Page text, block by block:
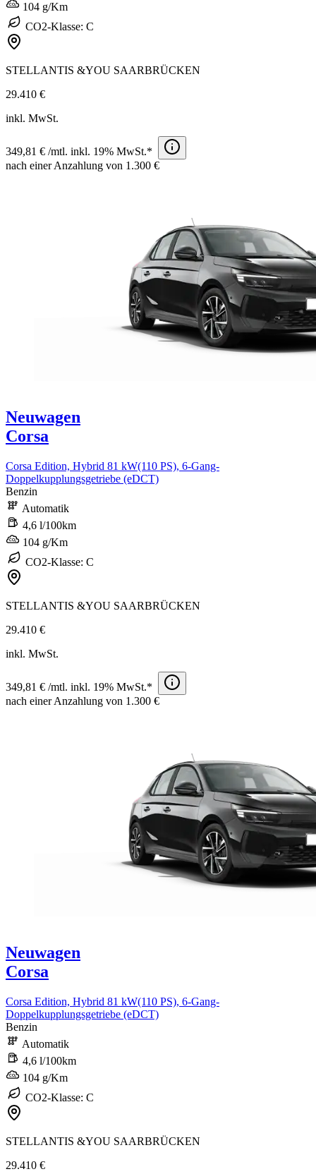
104 g/Km
CO2-Klasse: C
STELLANTIS &YOU SAARBRÜCKEN
29.410 €
inkl. MwSt.
349,81 € /mtl. inkl. 19% MwSt.*
nach einer Anzahlung von 1.300 €
Neuwagen
Corsa
Corsa Edition, Hybrid 81 kW(110 PS), 6-Gang-
Doppelkupplungsgetriebe (eDCT)
Benzin
Automatik
4,6 l/100km
104 g/Km
CO2-Klasse: C
STELLANTIS &YOU SAARBRÜCKEN
29.410 €
inkl. MwSt.
349,81 € /mtl. inkl. 19% MwSt.*
nach einer Anzahlung von 1.300 €
Neuwagen
Corsa
Corsa Edition, Hybrid 81 kW(110 PS), 6-Gang-
Doppelkupplungsgetriebe (eDCT)
Benzin
Automatik
4,6 l/100km
104 g/Km
CO2-Klasse: C
STELLANTIS &YOU SAARBRÜCKEN
29.410 €